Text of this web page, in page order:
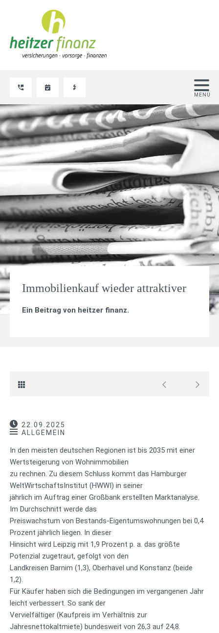
Immobilienkauf wieder attraktiver
Ein Beitrag von heitzer finanz.
22.09.2025
ALLGEMEIN
In den meisten deutschen Regionen ist bis 2035 mit einer
Wertsteigerung von Wohnimmobilien
zu rechnen. Zu diesem Schluss kommt das Hamburger
WeltWirtschaftsInstitut (HWWI) in seiner
jährlich im Auftrag einer Großbank erstellten Marktanalyse.
Im Durchschnitt werde das
Preiswachstum von Bestands-Eigentumswohnungen bei 0,4
Prozent jährlich liegen. In dieser
Hinsicht wird Leipzig mit 1,9 Prozent p. a. das größte
Potenzial zugetraut, gefolgt von den
Landkreisen Barnim (1,3), Oberhavel und Konstanz (beide
1,2).
Für Käufer haben sich die Bedingungen im vergangenen Jahr
leicht verbessert. So sank der
Vervielfältiger (Kaufpreis im Verhältnis zur
Jahresnettokaltmiete) bundesweit von 26,3 auf 24,8.